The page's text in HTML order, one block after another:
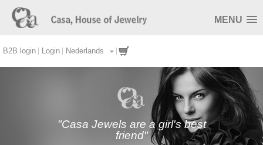
MENU
B2B login Login Nederlands
"Casa Jewels are a girl's best
friend"